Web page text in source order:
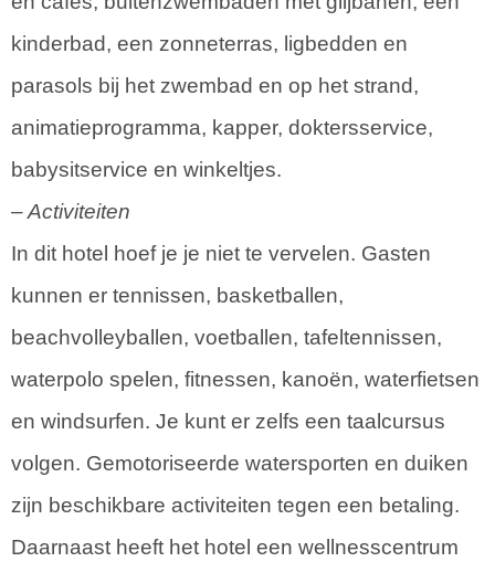
kinderbad, een zonneterras, ligbedden en
parasols bij het zwembad en op het strand,
animatieprogramma, kapper, doktersservice,
babysitservice en winkeltjes.
– Activiteiten
In dit hotel hoef je je niet te vervelen. Gasten
kunnen er tennissen, basketballen,
beachvolleyballen, voetballen, tafeltennissen,
waterpolo spelen, fitnessen, kanoën, waterfietsen
en windsurfen. Je kunt er zelfs een taalcursus
volgen. Gemotoriseerde watersporten en duiken
zijn beschikbare activiteiten tegen een betaling.
Daarnaast heeft het hotel een wellnesscentrum